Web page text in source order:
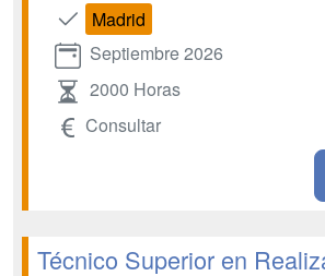
Madrid
Septiembre 2026
2000 Horas
Consultar
Técnico Superior en